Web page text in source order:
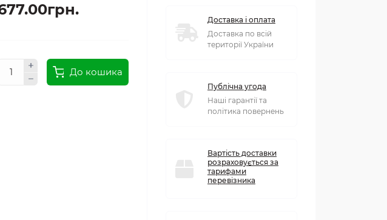
До кошика
Доставка і оплата
Доставка по всій
території України
Публічна угода
Наші гарантії та
політика повернень
Вартість доставки
розраховується за
тарифами
перевізника